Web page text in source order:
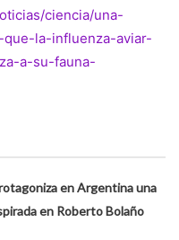
ciencia/una-
la-influenza-aviar-
a-su-fauna-
en Argentina una
en Roberto Bolaño